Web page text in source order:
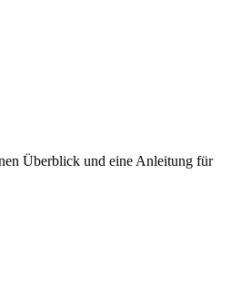
Überblick und eine Anleitung für